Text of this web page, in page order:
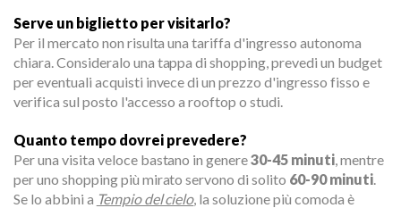
Serve un biglietto per visitarlo?
Per il mercato non risulta una tariffa d'ingresso autonoma
chiara. Consideralo una tappa di shopping, prevedi un budget
per eventuali acquisti invece di un prezzo d'ingresso fisso e
verifica sul posto l'accesso a rooftop o studi.
Quanto tempo dovrei prevedere?
Per una visita veloce bastano in genere30-45 minuti, mentre
per uno shopping più mirato servono di solito 60-90 minuti.
Se lo abbini a Tempio del cielo, la soluzione più comoda è